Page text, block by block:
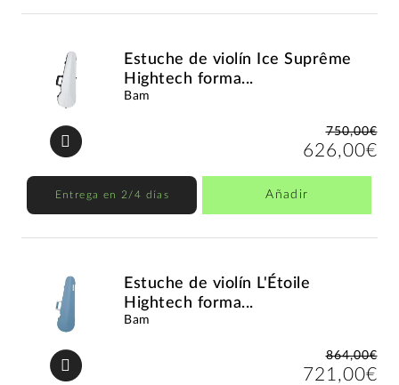
Estuche de violín Ice Suprême
Hightech forma...
Bam
750,00€
626,00€
Entrega en 2/4 días Añadir
Estuche de violín L'Étoile
Hightech forma...
Bam
864,00€
721,00€